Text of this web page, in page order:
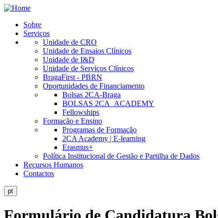
Skip
main
content
Public
Sobre
Serviços
Unidade de CRO
Unidade de Ensaios Clínicos
Unidade de I&D
Unidade de Serviços Clínicos
BragaFirst - PBRN
Oportunidades de Financiamento
Bolsas 2CA-Braga
BOLSAS 2CA_ACADEMY
Fellowships
Formação e Ensino
Programas de Formação
2CA Academy | E-learning
Erasmus+
Política Institucional de Gestão e Partilha de Dados
Recursos Humanos
Contactos
pt